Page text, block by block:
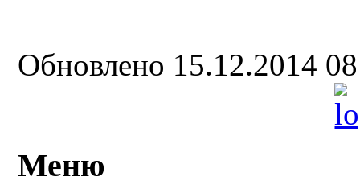
Обновлено 15.12.2014
Меню